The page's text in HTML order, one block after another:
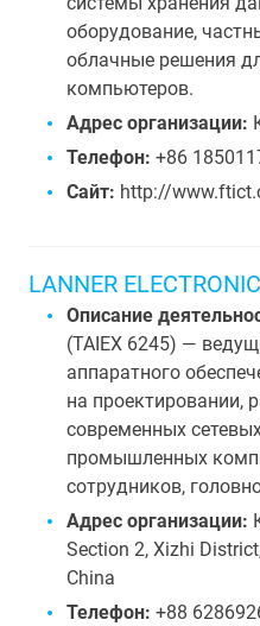
оборудование,
облачные решения
компьютеров.
Адрес организации:
Телефон: +86
Сайт: http://
LANNER
Описание
(TAIEX 6245) —
аппаратного
на проектировании,
современных
промышленных
сотрудников,
Адрес организации:
Section 2, Xizhi
China
Телефон: +88